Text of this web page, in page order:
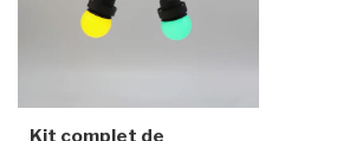
Kit complet de